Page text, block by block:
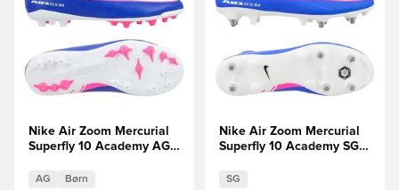
Nike Air Zoom Mercurial
Superfly 10 Academy AG
AG Børn
Nike Air Zoom Mercurial
Superfly 10 Academy SG-
Blå/Hvid
SG